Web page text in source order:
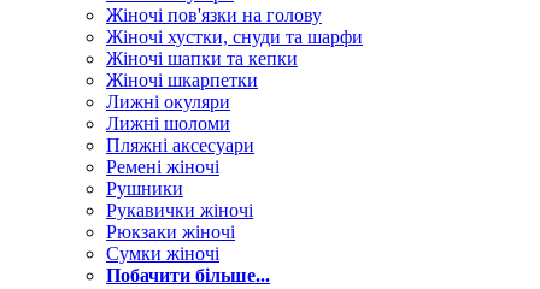
Жіночі пов'язки на голову
Жіночі хустки, снуди та шарфи
Жіночі шапки та кепки
Жіночі шкарпетки
Лижні окуляри
Лижні шоломи
Пляжні аксесуари
Ремені жіночі
Рушники
Рукавички жіночі
Рюкзаки жіночі
Сумки жіночі
Побачити більше...